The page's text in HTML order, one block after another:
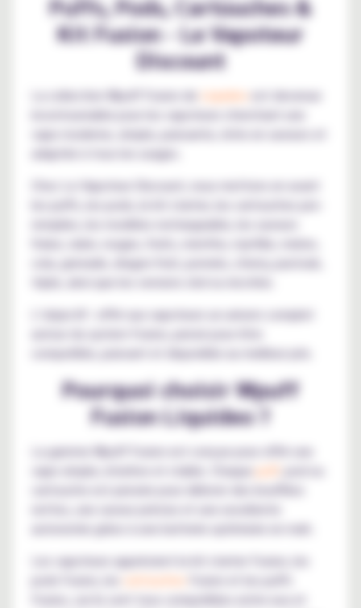
Kit Fusion - Le Vapoteur
Discount
La collection Wpuff Fusion de Liquideo
est devenue
incontournable pour les vapoteurs cherchant une
vape moderne, simple, puissante, riche en saveurs et
adaptée à tous les usages.
Chez Le Vapoteur Discount, nous mettons en avant
remplies, les modèles rechargeable, les saveurs
fraise, raisin, rouges, fruits, menthe, myrtille, melon,
cola, grenade, dragon fruit, pomelo, cherry, pastouk,
L’objectif : offrir aux vapoteurs un univers complet
compatible, puissant et disponible au meilleur prix.
Pourquoi choisir Wpuff
Fusion Liquideo ?
La gamme Wpuff Fusion est conçue pour offrir une
vape simple, intuitive et stable. Chaque
autonomie grâce à une batterie optimisée en mah.
Les vapoteurs apprécient le kit starter Fusion, les
Fusion, car ils sont tous compatibles entre eux et